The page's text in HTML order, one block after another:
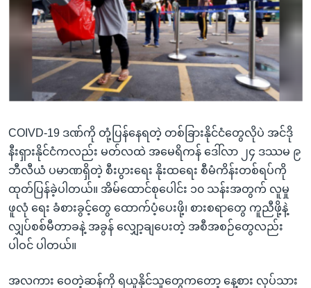
COIVD-19 ဒဏ်ကို တုံ့ပြန်နေရတဲ့ တစ်ခြားနိုင်ငံတွေလိုပဲ အင်ဒို
နီးရှားနိုင်ငံကလည်း မတ်လထဲ အမေရိကန် ဒေါ်လာ ၂၄ ဒဿမ ၉
ဘီလီယံ ပမာဏရှိတဲ့ စီးပွားရေး နိုးထရေး စီမံကိန်းတစ်ရပ်ကို
ထုတ်ပြန်ခဲ့ပါတယ်။ အိမ်ထောင်စုပေါင်း ၁၀ သန်းအတွက် လူမှု
ဖူလုံ ရေး ခံစားခွင့်တွေ ထောက်ပံ့ပေးဖို့၊ စားစရာတွေ ကူညီဖို့နဲ့
လျှပ်စစ်မီတာခနဲ့ အခွန် လျှော့ချပေးတဲ့ အစီအစဉ်တွေလည်း
ပါဝင် ပါတယ်။
အလကား ဝေတဲ့ဆန်ကို ရယူနိုင်သူတွေကတော့ နေ့စား လုပ်သား